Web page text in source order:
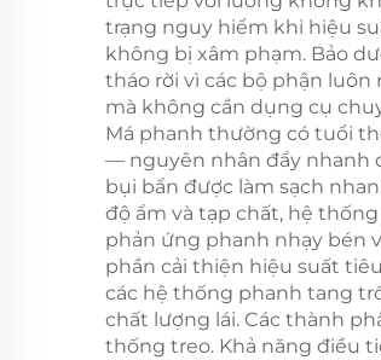
trạng nguy hiểm khi hiệu
không bị xâm phạm. Bảo
tháo rời vì các bộ phận luôn
mà không cần dụng cụ
Má phanh thường có tuổi
— nguyên nhân đẩy nhanh
bụi bẩn được làm sạch
độ ẩm và tạp chất, hệ
phản ứng phanh nhạy bén
phần cải thiện hiệu suất
các hệ thống phanh tang
chất lượng lái. Các thành
thống treo. Khả năng điều